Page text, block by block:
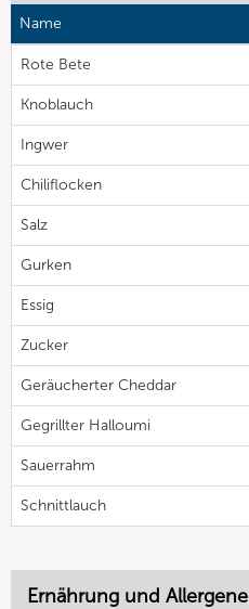
Name
Rote Bete
Knoblauch
Ingwer
Chiliflocken
Salz
Gurken
Essig
Zucker
Geräucherter Cheddar
Gegrillter Halloumi
Sauerrahm
Schnittlauch
Ernährung und Allergene